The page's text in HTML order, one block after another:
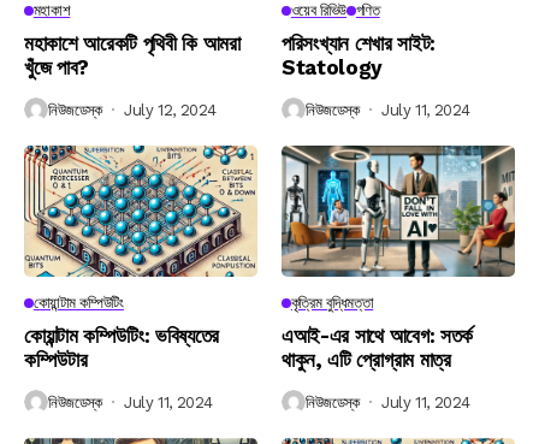
মহাকাশ
মহাকাশে আরেকটি পৃথিবী কি আমরা
খুঁজে পাব?
নিউজডেস্ক July 12, 2024
ওয়েব রিভিউ গণিত
পরিসংখ্যান শেখার সাইট:
Statology
নিউজডেস্ক July 11, 2024
কোয়ান্টাম কম্পিউটিং
কোয়ান্টাম কম্পিউটিং: ভবিষ্যতের
কম্পিউটার
নিউজডেস্ক July 11, 2024
কৃত্রিম বুদ্ধিমত্তা
এআই-এর সাথে আবেগ: সতর্ক
থাকুন, এটি প্রোগ্রাম মাত্র
নিউজডেস্ক July 11, 2024